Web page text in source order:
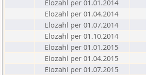
Elozahl per 01.01.2014
Elozahl per 01.04.2014
Elozahl per 01.07.2014
Elozahl per 01.10.2014
Elozahl per 01.01.2015
Elozahl per 01.04.2015
Elozahl per 01.07.2015